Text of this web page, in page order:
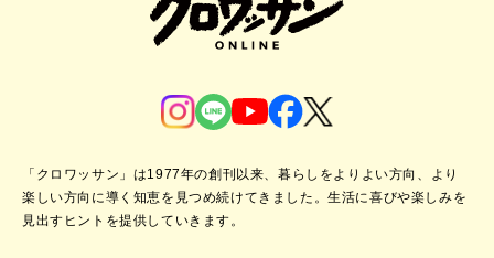
「クロワッサン」は1977年の創刊以来、暮らしをよりよい方向、より
楽しい方向に導く知恵を見つめ続けてきました。生活に喜びや楽しみを
見出すヒントを提供していきます。